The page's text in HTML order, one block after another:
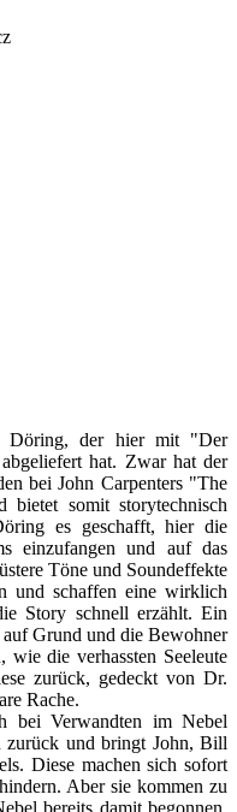
Döring, der hier mit "Der
hat. Zwar hat der
bei John Carpenters "The
bietet somit storytechnisch
es geschafft, hier die
einzufangen und auf das
Töne und Soundeffekte
und schaffen eine wirklich
Story schnell erzählt. Ein
Grund und die Bewohner
wie die verhassten Seeleute
zurück, gedeckt von Dr.
Rache.
bei Verwandten im Nebel
zurück und bringt John, Bill
Diese machen sich sofort
Aber sie kommen zu
bereits damit begonnen,